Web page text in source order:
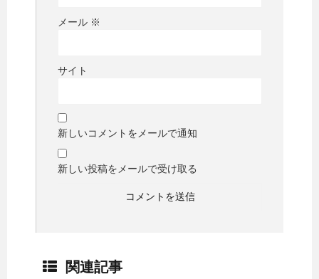
メール ※
サイト
新しいコメントをメールで通知
新しい投稿をメールで受け取る
関連記事